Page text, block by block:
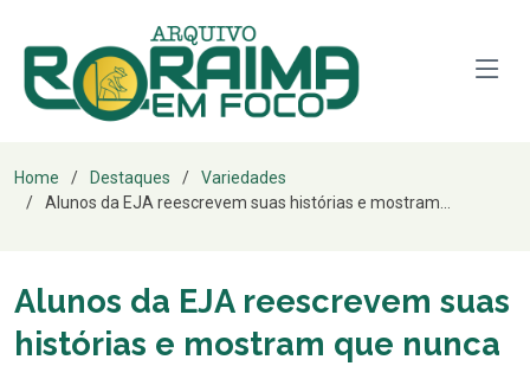
Home Destaques
Variedades
Alunos da EJA reescrevem suas histórias e mostram...
Alunos da EJA reescrevem suas
histórias e mostram que nunca